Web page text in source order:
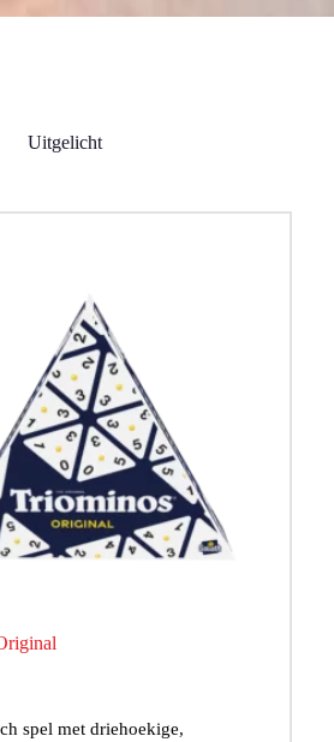
Uitgelicht
spel met driehoekige,